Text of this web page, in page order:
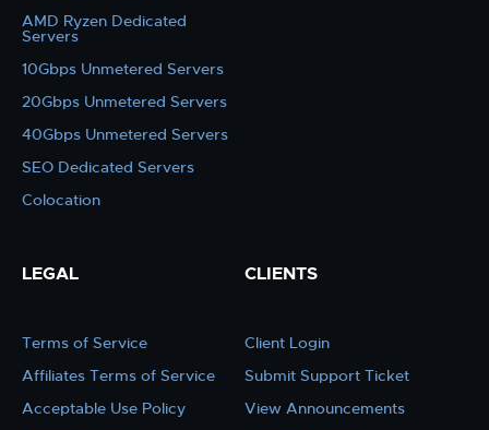
AMD Ryzen Dedicated
Servers
10Gbps Unmetered Servers
20Gbps Unmetered Servers
40Gbps Unmetered Servers
SEO Dedicated Servers
Colocation
LEGAL
Terms of Service
Affiliates Terms of Service
Acceptable Use Policy
CLIENTS
Client Login
Submit Support Ticket
View Announcements